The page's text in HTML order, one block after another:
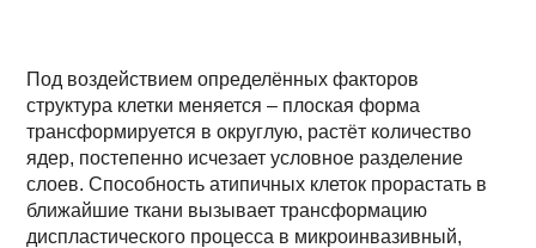
Под воздействием определённых факторов
структура клетки меняется – плоская форма
трансформируется в округлую, растёт количество
ядер, постепенно исчезает условное разделение
слоев. Способность атипичных клеток прорастать в
ближайшие ткани вызывает трансформацию
диспластического процесса в микроинвазивный,